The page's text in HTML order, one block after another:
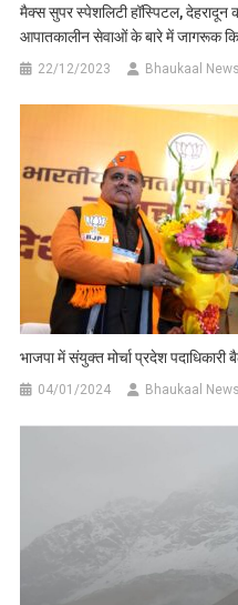
मैक्स सुपर स्पेशलिटी हॉस्पिटल,
आपातकालीन सेवाओं के बारे में जागरूक
22/12/2023 Bhaukaal News
भाजपा में संयुक्त मोर्चा प्रदेश
04/01/2024 Bhaukaal News